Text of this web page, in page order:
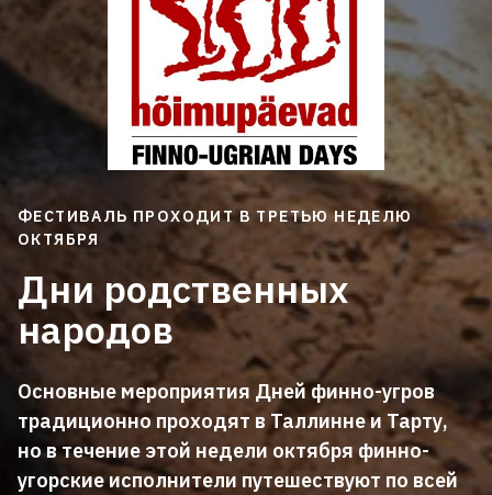
ФЕСТИВАЛЬ ПРОХОДИТВ ТРЕТЬЮ НЕДЕЛЮ
ОКТЯБРЯ
Дни родственных
народов
Основные мероприятия Дней финно-угров
традиционно проходят в Таллинне и Тарту,
но в течение этой недели октября финно-
угорские исполнители путешествуют по всей